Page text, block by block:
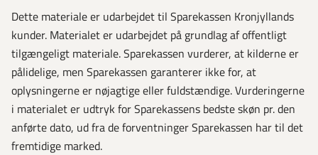
Dette materiale er udarbejdet til Sparekassen Kronjyllands
kunder. Materialet er udarbejdet på grundlag af offentligt
tilgængeligt materiale. Sparekassen vurderer, at kilderne er
pålidelige, men Sparekassen garanterer ikke for, at
oplysningerne er nøjagtige eller fuldstændige. Vurderingerne
i materialet er udtryk for Sparekassens bedste skøn pr. den
anførte dato, ud fra de forventninger Sparekassen har til det
fremtidige marked.